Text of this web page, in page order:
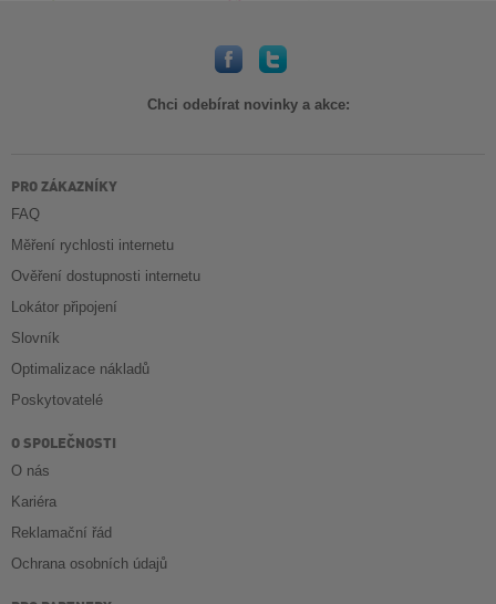
Chci odebírat novinky a akce:
PRO ZÁKAZNÍKY
FAQ
Měření rychlosti internetu
Ověření dostupnosti internetu
Lokátor připojení
Slovník
Optimalizace nákladů
Poskytovatelé
O SPOLEČNOSTI
O nás
Kariéra
Reklamační řád
Ochrana osobních údajů